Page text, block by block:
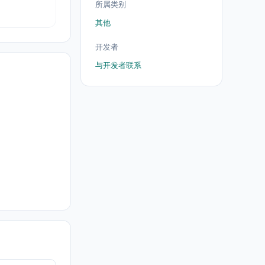
所属类别
其他
开发者
与开发者联系